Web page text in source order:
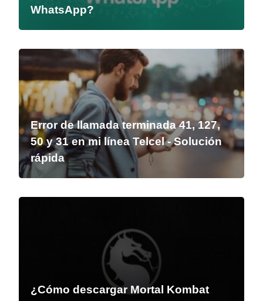
WhatsApp?
Error de llamada terminada 41, 127,
50 y 31 en mi línea Telcel - Solución
rápida
¿Cómo descargar Mortal Kombat